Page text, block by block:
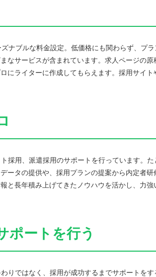
ナブルな料金設定。低価格にも関わらず、プ
なサービスが含まれています。求人ページの原
にライターに作成してもらえます。採用サイト
採用、派遣採用のサポートを行っています。
ータの提供や、採用プランの提案から内定者研
と長年積み上げてきたノウハウを活かし、力強
ポートを行う
りではなく、採用が成功するまでサポートをす